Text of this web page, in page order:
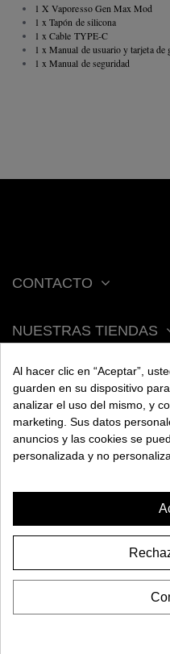
VAPORESSO GEN
AÑADIR
1 X Vaporesso Gen Max Mod
1 x Tapón de silicona
1 x Cable TYPE-C
1 x Manual de usuario y tarjeta de
1 x Manual de seguridad
CONTACTO
NUESTRAS TIENDAS
ACERCA DE BENGALA
AYUDA
Al hacer clic en “Aceptar”,
guarden en su dispositivo
analizar el uso del mismo, y
marketing. Sus datos
anuncios y las cookies se
personalizada y no